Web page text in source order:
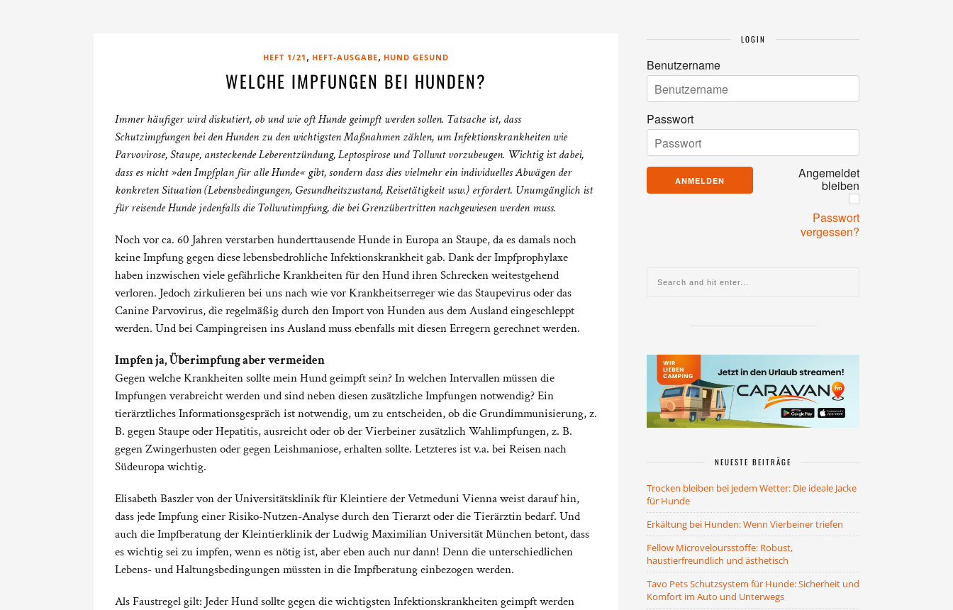
HEFT 1/21 , HEFT-AUSGABE, HUND GESUND
WELCHE IMPFUNGEN BEI HUNDEN?
Immer häufiger wird diskutiert, ob und wie oft Hunde geimpft werden sollen. Tatsache ist, dass
Schutzimpfungen bei den Hunden zu den wichtigsten Maßnahmen zählen, um Infektionskrankheiten wie
Parvovirose, Staupe, ansteckende Leberentzündung, Leptospirose und Tollwut vorzubeugen. Wichtig ist dabei,
dass es nicht »den Impfplan für alle Hunde« gibt, sondern dass dies vielmehr ein individuelles Abwägen der
konkreten Situation (Lebensbedingungen, Gesundheitszustand, Reisetätigkeit usw.) erfordert. Unumgänglich ist
für reisende Hunde jedenfalls die Tollwutimpfung, die bei Grenzübertritten nachgewiesen werden muss.
Noch vor ca. 60 Jahren verstarben hunderttausende Hunde in Europa an Staupe, da es damals noch
keine Impfung gegen diese lebensbedrohliche Infektionskrankheit gab. Dank der Impfprophylaxe
haben inzwischen viele gefährliche Krankheiten für den Hund ihren Schrecken weitestgehend
verloren. Jedoch zirkulieren bei uns nach wie vor Krankheitserreger wie das Staupevirus oder das
Canine Parvovirus, die regelmäßig durch den Import von Hunden aus dem Ausland eingeschleppt
werden. Und bei Campingreisen ins Ausland muss ebenfalls mit diesen Erregern gerechnet werden.
Impfen ja, Überimpfung aber vermeiden
Gegen welche Krankheiten sollte mein Hund geimpft sein? In welchen Intervallen müssen die
Impfungen verabreicht werden und sind neben diesen zusätzliche Impfungen notwendig? Ein
tierärztliches Informationsgespräch ist notwendig, um zu entscheiden, ob die Grundimmunisierung, z.
B. gegen Staupe oder Hepatitis, ausreicht oder ob der Vierbeiner zusätzlich Wahlimpfungen, z. B.
gegen Zwingerhusten oder gegen Leishmaniose, erhalten sollte. Letzteres ist v.a. bei Reisen nach
Südeuropa wichtig.
Elisabeth Baszler von der Universitätsklinik für Kleintiere der Vetmeduni Vienna weist darauf hin,
dass jede Impfung einer Risiko-Nutzen-Analyse durch den Tierarzt oder die Tierärztin bedarf. Und
auch die Impfberatung der Kleintierklinik der Ludwig Maximilian Universität München betont, dass
es wichtig sei zu impfen, wenn es nötig ist, aber eben auch nur dann! Denn die unterschiedlichen
Lebens- und Haltungsbedingungen müssten in die Impfberatung einbezogen werden.
Als Faustregel gilt: Jeder Hund sollte gegen die wichtigsten Infektionskrankheiten geimpft werden
LOGIN
Benutzername
Passwort
Angemeldet
bleiben
Passwort
vergessen?
NEUESTE BEITRÄGE
Trocken bleiben bei jedem Wetter: Die ideale Jacke
für Hunde
Erkältung bei Hunden: Wenn Vierbeiner triefen
Fellow Microveloursstoffe: Robust,
haustierfreundlich und ästhetisch
Tavo Pets Schutzsystem für Hunde: Sicherheit und
Komfort im Auto und Unterwegs